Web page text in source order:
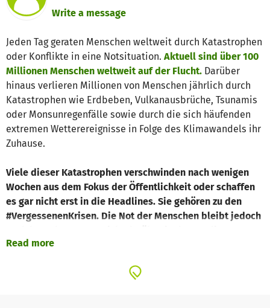
Write a message
Jeden Tag geraten Menschen weltweit durch Katastrophen
oder Konflikte in eine Notsituation. Aktuell sind über 100
Millionen Menschen weltweit auf der Flucht. Darüber
hinaus verlieren Millionen von Menschen jährlich durch
Katastrophen wie Erdbeben, Vulkanausbrüche, Tsunamis
oder Monsunregenfälle sowie durch die sich häufenden
extremen Wetterereignisse in Folge des Klimawandels ihr
Zuhause.
Viele dieser Katastrophen verschwinden nach wenigen
Wochen aus dem Fokus der Öffentlichkeit oder schaffen
es gar nicht erst in die Headlines. Sie gehören zu den
#VergessenenKrisen. Die Not der Menschen bleibt jedoch
berichtet wird. Weniger Aufmerksamkeit bedeutet aber
Read more